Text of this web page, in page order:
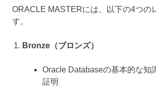
ORACLE MASTERには、以下の4つの
す。
Bronze（ブロンズ）
Oracle Databaseの基本的な知
証明